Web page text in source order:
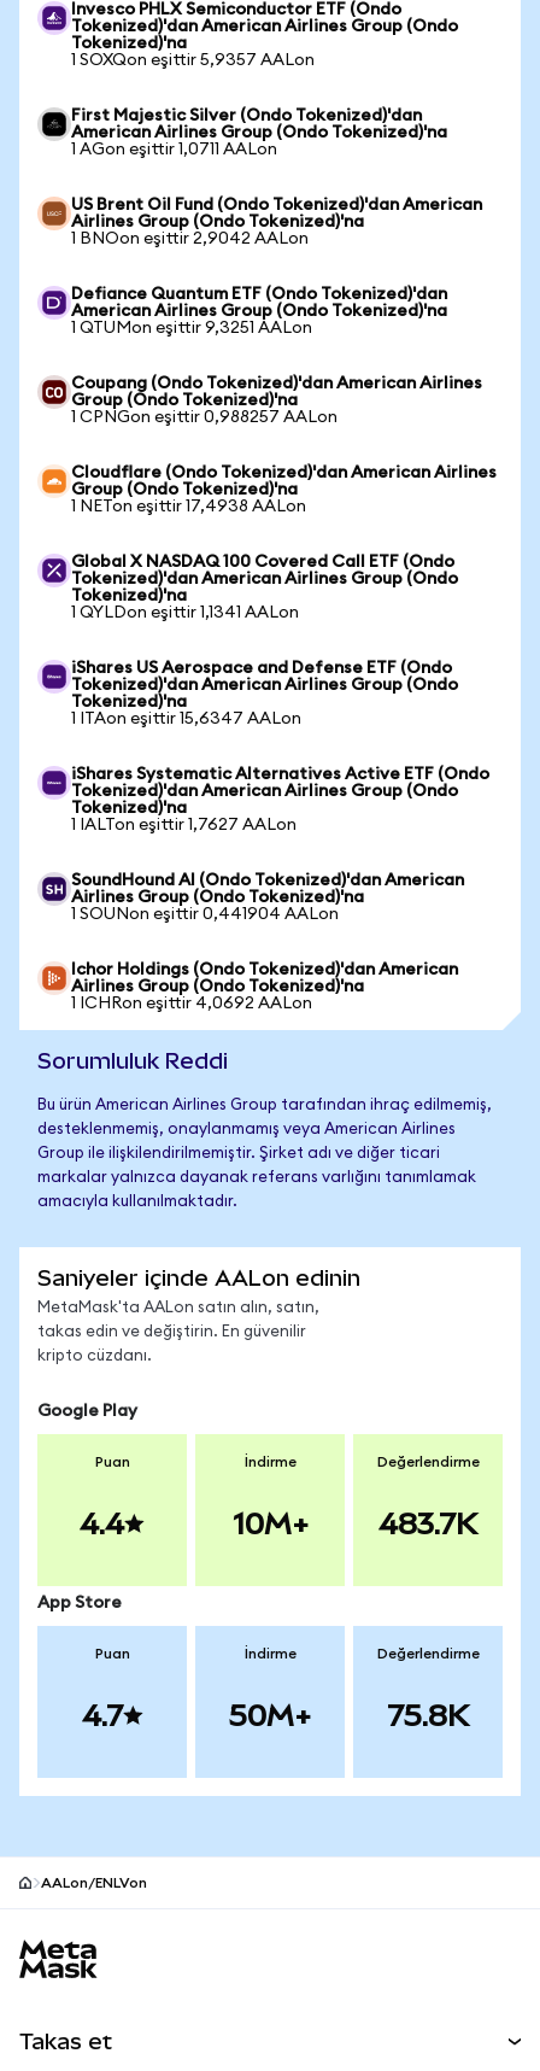
Invesco PHLX Semiconductor ETF (Ondo
Tokenized)'dan American Airlines Group (Ondo
Tokenized)'na
1 SOXQon eşittir 5,9357 AALon
First Majestic Silver (Ondo Tokenized)'dan
American Airlines Group (Ondo Tokenized)'na
1 AGon eşittir 1,0711 AALon
US Brent Oil Fund (Ondo Tokenized)'dan American
Airlines Group (Ondo Tokenized)'na
1 BNOon eşittir 2,9042 AALon
Defiance Quantum ETF (Ondo Tokenized)'dan
American Airlines Group (Ondo Tokenized)'na
1 QTUMon eşittir 9,3251 AALon
Coupang (Ondo Tokenized)'dan American Airlines
Group (Ondo Tokenized)'na
1 CPNGon eşittir 0,988257 AALon
Cloudflare (Ondo Tokenized)'dan American Airlines
Group (Ondo Tokenized)'na
1 NETon eşittir 17,4938 AALon
Global X NASDAQ 100 Covered Call ETF (Ondo
Tokenized)'dan American Airlines Group (Ondo
Tokenized)'na
1 QYLDon eşittir 1,1341 AALon
iShares US Aerospace and Defense ETF (Ondo
Tokenized)'dan American Airlines Group (Ondo
Tokenized)'na
1 ITAon eşittir 15,6347 AALon
iShares Systematic Alternatives Active ETF (Ondo
Tokenized)'dan American Airlines Group (Ondo
Tokenized)'na
1 IALTon eşittir 1,7627 AALon
SoundHound AI (Ondo Tokenized)'dan American
Airlines Group (Ondo Tokenized)'na
1 SOUNon eşittir 0,441904 AALon
Ichor Holdings (Ondo Tokenized)'dan American
Airlines Group (Ondo Tokenized)'na
1 ICHRon eşittir 4,0692 AALon
Sorumluluk Reddi
Bu ürün American Airlines Group tarafından ihraç edilmemiş,
desteklenmemiş, onaylanmamış veya American Airlines
Group ile ilişkilendirilmemiştir. Şirket adı ve diğer ticari
markalar yalnızca dayanak referans varlığını tanımlamak
amacıyla kullanılmaktadır.
Saniyeler içinde AALon edinin
MetaMask'ta AALon satın alın, satın,
takas edin ve değiştirin. En güvenilir
kripto cüzdanı.
Google Play
Puan
4.4
İndirme
10M+
Değerlendirme
483.7K
App Store
Puan
4.7
İndirme
50M+
Değerlendirme
75.8K
AALon/ENLVon
Takas et